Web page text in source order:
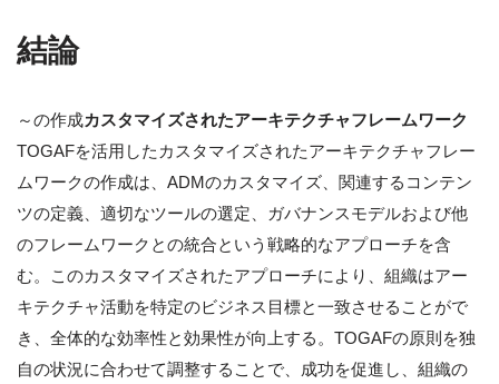
結論
～の作成カスタマイズされたアーキテクチャフレームワーク
TOGAFを活用したカスタマイズされたアーキテクチャフレー
ムワークの作成は、ADMのカスタマイズ、関連するコンテン
ツの定義、適切なツールの選定、ガバナンスモデルおよび他
のフレームワークとの統合という戦略的なアプローチを含
む。このカスタマイズされたアプローチにより、組織はアー
キテクチャ活動を特定のビジネス目標と一致させることがで
き、全体的な効率性と効果性が向上する。TOGAFの原則を独
自の状況に合わせて調整することで、成功を促進し、組織の